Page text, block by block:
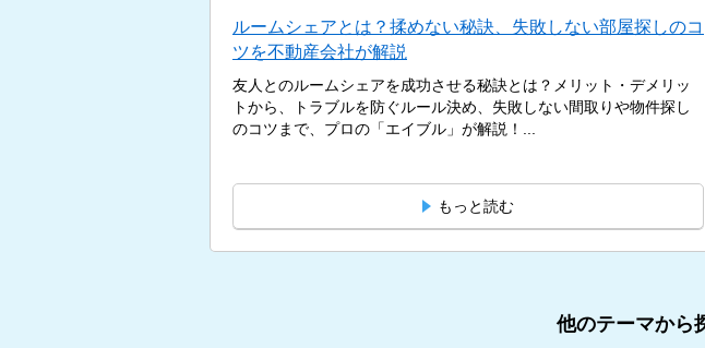
ルームシェアとは？揉めない秘訣、失敗しない部屋探しのコ
ツを不動産会社が解説
友人とのルームシェアを成功させる秘訣とは？メリット・デメリッ
トから、トラブルを防ぐルール決め、失敗しない間取りや物件探し
のコツまで、プロの「エイブル」が解説！...
もっと読む
他のテーマから